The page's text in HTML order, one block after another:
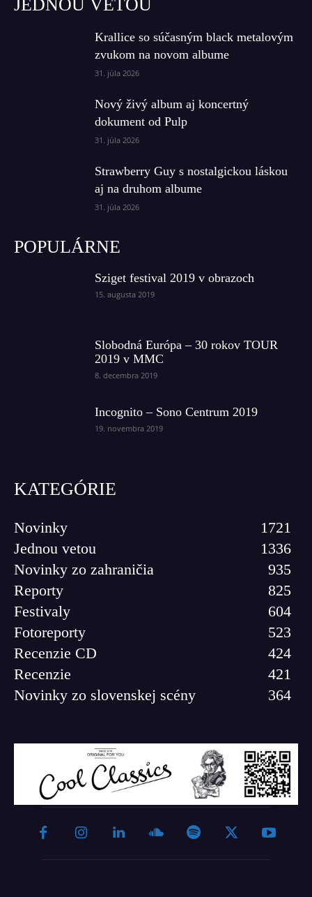
JEDNOU VETOU
Krallice so súčasným black metalovým
zvukom na novom albume
31. júla 2026
Nový živý album aj koncertný
dokument od Pulp
31. júla 2026
Strawberry Guy s nostalgickou láskou
aj na druhom albume
31. júla 2026
POPULÁRNE
Sziget festival 2019 v obrazoch
15. augusta 2019
Slobodná Európa – 30 rokov TOUR
2019 v MMC
8. decembra 2019
Incognito – Sono Centrum 2019
19. novembra 2019
KATEGÓRIE
Novinky
1721
Jednou vetou
1336
Novinky zo zahraničia
935
Reporty
825
Festivaly
604
Fotoreporty
523
Recenzie CD
424
Recenzie
421
Novinky zo slovenskej scény
364